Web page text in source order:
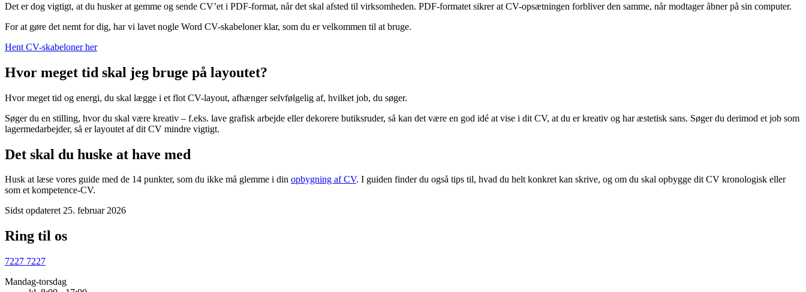
Det er dog vigtigt, at du husker at gemme og sende CV’et i PDF-format, når det skal afsted til virksomheden. PDF-formatet sikrer at CV-opsætningen forbliver den samme, når modtager åbner på sin computer.
For at gøre det nemt for dig, har vi lavet nogle Word CV-skabeloner klar, som du er velkommen til at bruge.
Hent CV-skabeloner her
Hvor meget tid skal jeg bruge på layoutet?
Hvor meget tid og energi, du skal lægge i et flot CV-layout, afhænger selvfølgelig af, hvilket job, du søger.
Søger du en stilling, hvor du skal være kreativ – f.eks. lave grafisk arbejde eller dekorere butiksruder, så kan det være en god idé at vise i dit CV, at du er kreativ og har æstetisk sans. Søger du derimod et job som
lagermedarbejder, så er layoutet af dit CV mindre vigtigt.
Det skal du huske at have med
Husk at læse vores guide med de 14 punkter, som du ikke må glemme i din opbygning af CV. I guiden finder du også tips til, hvad du helt konkret kan skrive, og om du skal opbygge dit CV kronologisk eller
som et kompetence-CV.
Sidst opdateret 25. februar 2026
Ring til os
7227 7227
Mandag-torsdag